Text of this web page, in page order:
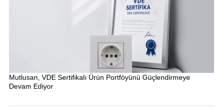
Mutlusan, VDE Sertifikalı Ürün Portföyünü Güçlendirmeye
Devam Ediyor